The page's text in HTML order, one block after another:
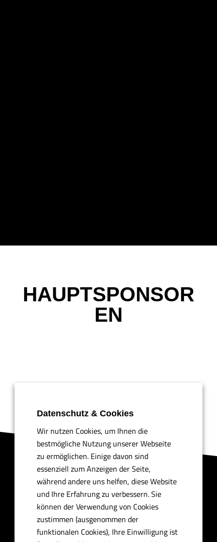
HAUPTSPONSOR
EN
Drea
mGreen
💚
🏀
💚
Datenschutz & Cookies
Wir nutzen Cookies, um Ihnen die
bestmögliche Nutzung unserer Webseite
zu ermöglichen. Einige davon sind
essenziell zum Anzeigen der Seite,
während andere uns helfen, diese Website
und Ihre Erfahrung zu verbessern. Sie
können der Verwendung von Cookies
zustimmen (ausgenommen der
funktionalen Cookies), Ihre Einwilligung ist